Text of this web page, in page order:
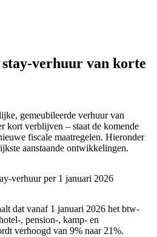
verhuur van korte
gemeubileerde verhuur van
kort verblijven – staat de komende
fiscale maatregelen. Hieronder
aanstaande ontwikkelingen.
verhuur per 1 januari 2026
dat vanaf 1 januari 2026 het btw-
, pension-, kamp- en
verhoogd van 9% naar 21%.